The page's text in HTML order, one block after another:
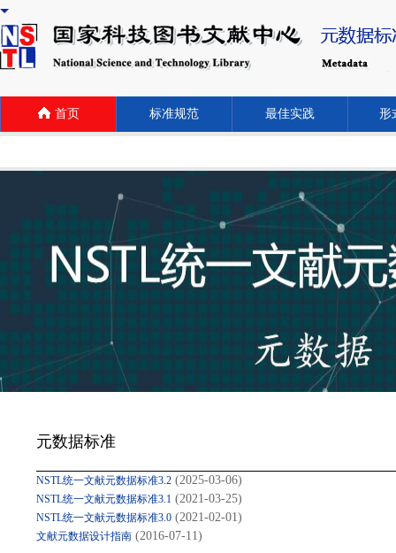
首页 标准规范 最佳实践 形
元数据标准
NSTL统一文献元数据标准3.2 (2025-03-06)
NSTL统一文献元数据标准3.1 (2021-03-25)
NSTL统一文献元数据标准3.0 (2021-02-01)
文献元数据设计指南 (2016-07-11)